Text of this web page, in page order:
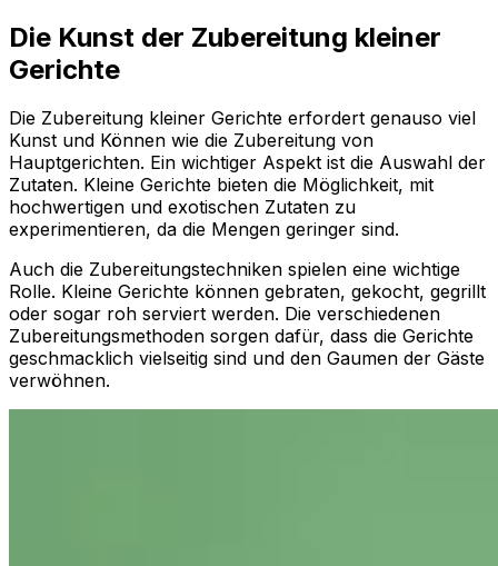
Die Kunst der Zubereitung kleiner
Gerichte
Die Zubereitung kleiner Gerichte erfordert genauso viel
Kunst und Können wie die Zubereitung von
Hauptgerichten. Ein wichtiger Aspekt ist die Auswahl der
Zutaten. Kleine Gerichte bieten die Möglichkeit, mit
hochwertigen und exotischen Zutaten zu
experimentieren, da die Mengen geringer sind.
Auch die Zubereitungstechniken spielen eine wichtige
Rolle. Kleine Gerichte können gebraten, gekocht, gegrillt
oder sogar roh serviert werden. Die verschiedenen
Zubereitungsmethoden sorgen dafür, dass die Gerichte
geschmacklich vielseitig sind und den Gaumen der Gäste
verwöhnen.